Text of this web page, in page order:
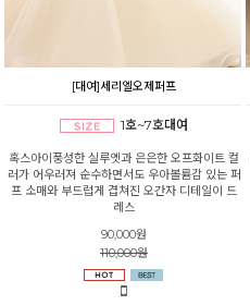
[대여]세리엘오제퍼프
1호~7호대여
혹스아이풍성한 실루엣과 은은한 오프화이트 컬
러가 어우러져 순수하면서도 우아볼륨감 있는 퍼
프 소매와 부드럽게 겹쳐진 오간자 디테일이 드
레스
90,000원
110,000원